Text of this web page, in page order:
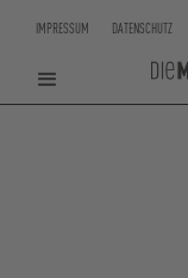
IMPRESSUM DATENSCHUTZ